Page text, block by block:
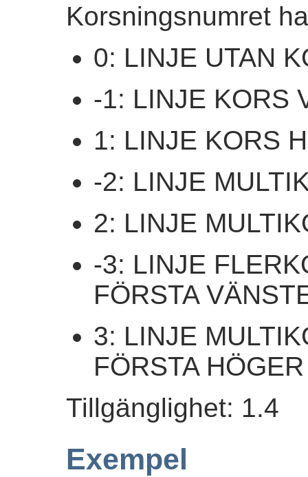
Korsningsnumret
0: LINJE UTAN
-1: LINJE KORS
1: LINJE KORS
-2: LINJE
2: LINJE
-3: LINJE
FÖRSTA
3: LINJE
FÖRSTA HÖGER
Tillgänglighet: 1.4
Exempel